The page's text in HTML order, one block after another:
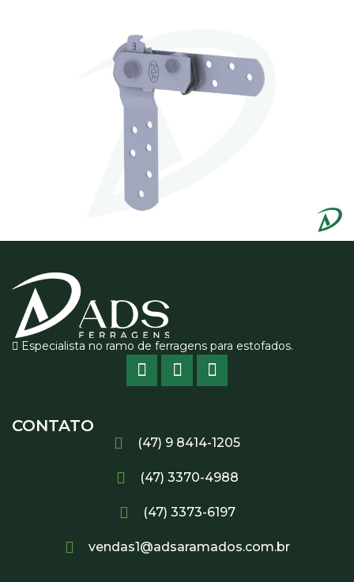
Especialista no ramo de ferragens para estofados.
CONTATO
(47) 9 8414-1205
(47) 3370-4988
(47) 3373-6197
vendas1@adsaramados.com.br